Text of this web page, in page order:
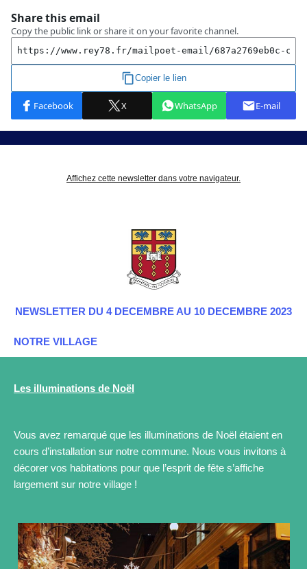
Affichez cette newsletter dans votre navigateur.
NEWSLETTER DU 4 DECEMBRE AU 10 DECEMBRE 2023
NOTRE VILLAGE
Les illuminations de Noël
Vous avez remarqué que les illuminations de Noël étaient en
cours d’installation sur notre commune. Nous vous invitons à
décorer vos habitations pour que l’esprit de fête s’affiche
largement sur notre village !